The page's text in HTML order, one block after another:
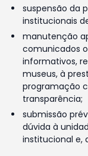
suspensão da
institucionais
manutenção
comunicados
informativos,
museus, à
programação
transparência;
submissão
dúvida à
institucional e,